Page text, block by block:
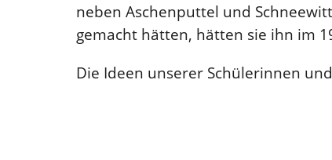
neben Aschenputtel und
gemacht hätten, hätten sie ihn im
Die Ideen unserer Schülerinnen